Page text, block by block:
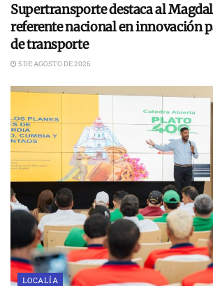
Supertransporte destaca al
referente nacional en innovación
de transporte
5 DE AGOSTO DE 2026
LOCALÍA